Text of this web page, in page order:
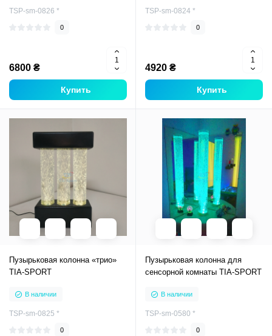
TSP-sm-0826 *
0
6800 ₴
Купить
TSP-sm-0824 *
0
4920 ₴
Купить
Пузырьковая колонна «трио»
TIA-SPORT
В наличии
TSP-sm-0825 *
0
Пузырьковая колонна для
сенсорной комнаты TIA-SPORT
В наличии
TSP-sm-0580 *
0